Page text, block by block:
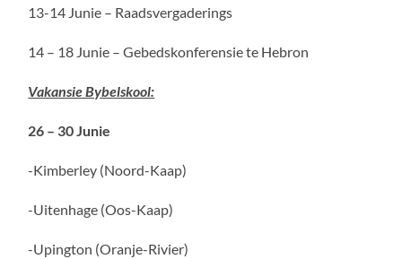
13-14 Junie – Raadsvergaderings
14 – 18 Junie – Gebedskonferensie te Hebron
Vakansie Bybelskool:
26 – 30 Junie
-Kimberley (Noord-Kaap)
-Uitenhage (Oos-Kaap)
-Upington (Oranje-Rivier)